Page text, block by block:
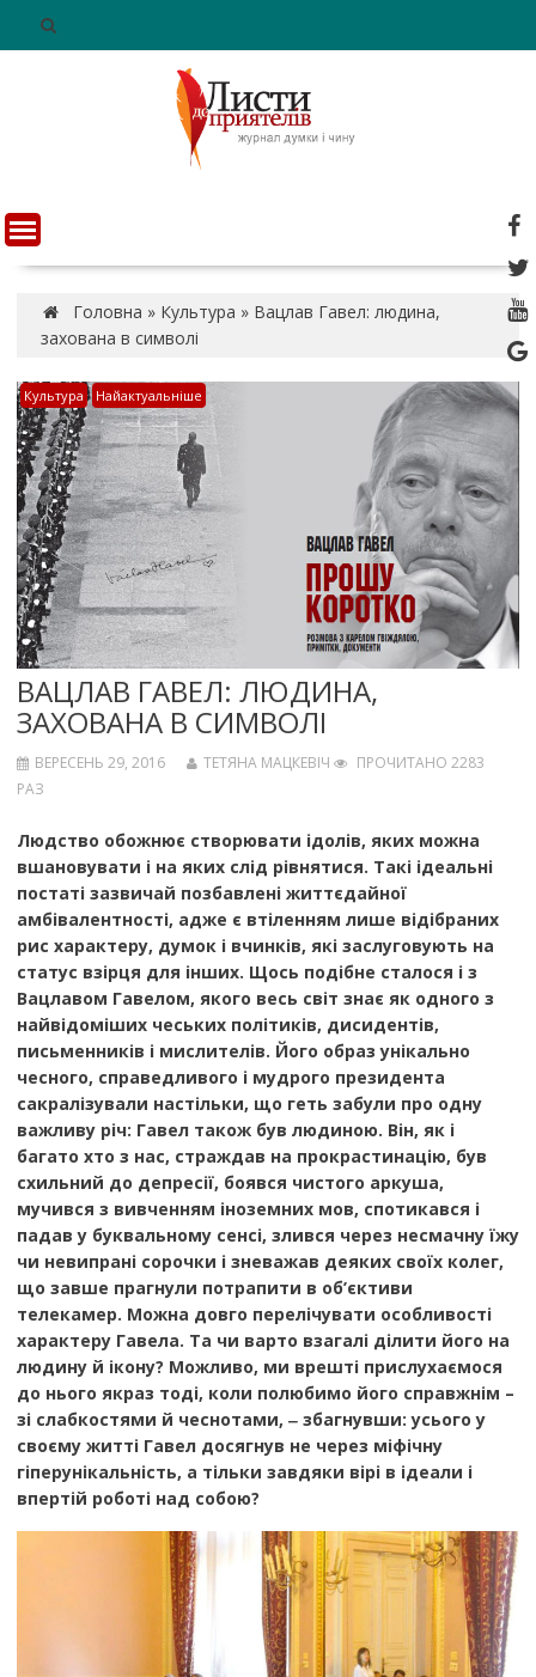
n
t
Головна » Культура » Вацлав Гавел: людина,
захована в символі
Культура Найактуальніше
ВАЦЛАВ ГАВЕЛ: ЛЮДИНА,
ЗАХОВАНА В СИМВОЛІ
ВЕРЕСЕНЬ 29, 2016 ТЕТЯНА МАЦКЕВІЧ
ПРОЧИТАНО 2283
РАЗ
Людство обожнює створювати ідолів, яких можна
вшановувати і на яких слід рівнятися. Такі ідеальні
постаті зазвичай позбавлені життєдайної
амбівалентності, адже є втіленням лише відібраних
рис характеру, думок і вчинків, які заслуговують на
статус взірця для інших. Щось подібне сталося і з
Вацлавом Гавелом, якого весь світ знає як одного з
найвідоміших чеських політиків, дисидентів,
письменників і мислителів. Його образ унікально
чесного, справедливого і мудрого президента
сакралізували настільки, що геть забули про одну
важливу річ: Гавел також був людиною. Він, як і
багато хто з нас, страждав на прокрастинацію, був
схильний до депресії, боявся чистого аркуша,
мучився з вивченням іноземних мов, спотикався і
падав у буквальному сенсі, злився через несмачну їжу
чи невипрані сорочки і зневажав деяких своїх колег,
що завше прагнули потрапити в об’єктиви
телекамер. Можна довго перелічувати особливості
характеру Гавела. Та чи варто взагалі ділити його на
людину й ікону? Можливо, ми врешті прислухаємося
до нього якраз тоді, коли полюбимо його справжнім –
зі слабкостями й чеснотами, ‒ збагнувши: усього у
своєму житті Гавел досягнув не через міфічну
гіперунікальність, а тільки завдяки вірі в ідеали і
впертій роботі над собою?